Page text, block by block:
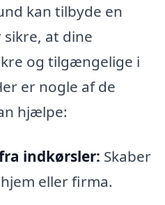
kan tilbyde en
at dine
og tilgængelige i
er nogle af de
hjælpe:
indkørsler: Skaber
eller firma.